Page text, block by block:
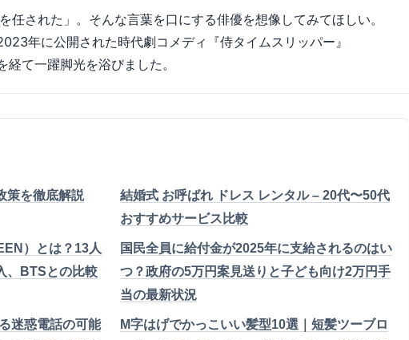
任された」。そんな言葉を口にする俳優を想像してみてほしい。
年に公開された時代劇コメディ『侍タイムスリッパー』
て一躍脚光を浴びました。
策を徹底解説
結婚式 お呼ばれ ドレス レンタル – 20代〜50代
おすすめサービス比較
）とは？13人
、BTSとの比較
国民全員に給付金が2025年に支給されるのはい
つ？政府の5万円案見送りと子ども向け2万円手
当の最新状況
迷惑電話の可能
M字はげでかっこいい髪型10選｜短髪ツーブロ